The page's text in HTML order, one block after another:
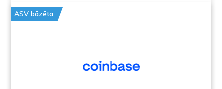
ASV bāzēta